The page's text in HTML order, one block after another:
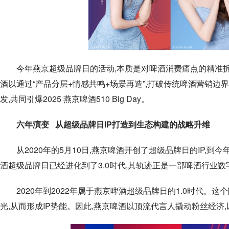
今年燕京超级品牌日的活动,本质是对啤酒消费痛点的精
酒以通过“产品分层+情感共鸣+场景再造”,打破传统啤酒营销边
发,共同引爆2025 燕京啤酒510 Big Day。
六年演变 从超级品牌日IP打造到生态构建的战略升维
从2020年的5月10日,燕京啤酒开创了超级品牌日的IP,到
酒超级品牌日已经进化到了3.0时代,其轨迹正是一部啤酒行业
2020年到2022年属于燕京啤酒超级品牌日的1.0时代。这
光,从而形成IP势能。因此,燕京啤酒以顶流代言人撬动粉丝经